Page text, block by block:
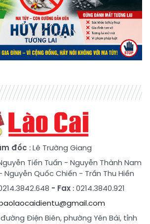
đốc : Lê Trường Giang
Tiến Tuấn - Nguyễn Thành Nam
Nguyễn Quốc Chiến - Trần Thu Hiền
- Fax : 0214.3840.921
đường Điện Biên, phường Yên Bái, tỉnh